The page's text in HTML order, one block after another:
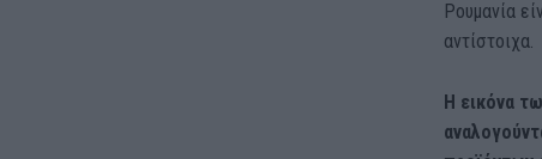
Ρουμανία
αντίστοιχα.
Η εικόνα